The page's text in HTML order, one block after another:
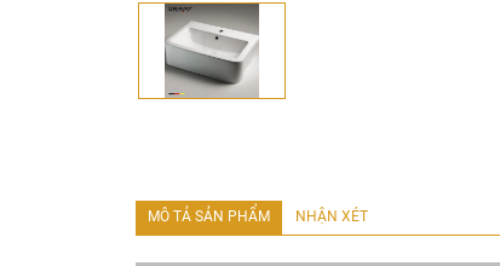
MÔ TẢ SẢN PHẨM NHẬN XÉT